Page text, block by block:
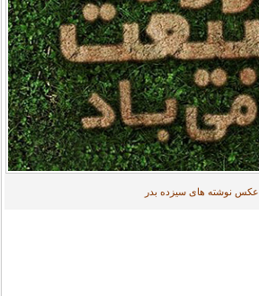
عکس نوشته های سیزده بدر